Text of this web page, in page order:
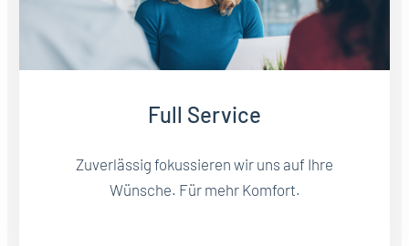
Full Service
Zuverlässig fokussieren wir uns auf Ihre
Wünsche. Für mehr Komfort.